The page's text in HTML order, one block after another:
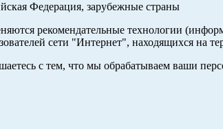
Федерация, зарубежные страны
рекомендательные технологии
сети "Интернет", находящихся на
с тем, что мы обрабатываем ваши